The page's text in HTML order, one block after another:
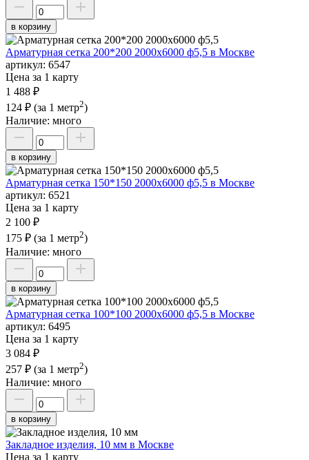
в корзину
Арматурная сетка 200*200 2000х6000 ф5,5 в Москве
артикул: 6547
Цена за 1 карту
1 488 ₽
124 ₽ (за 1 метр2)
Наличие: много
в корзину
Арматурная сетка 150*150 2000х6000 ф5,5 в Москве
артикул: 6521
Цена за 1 карту
2 100 ₽
175 ₽ (за 1 метр2)
Наличие: много
в корзину
Арматурная сетка 100*100 2000х6000 ф5,5 в Москве
артикул: 6495
Цена за 1 карту
3 084 ₽
257 ₽ (за 1 метр2)
Наличие: много
в корзину
Закладное изделия, 10 мм в Москве
Цена за 1 карту